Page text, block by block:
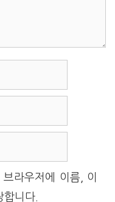
라우저에 이름, 이
니다.